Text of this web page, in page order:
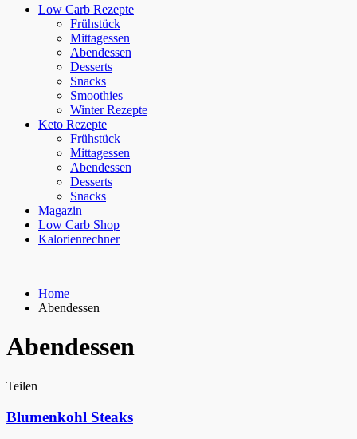
Low Carb Rezepte
Frühstück
Mittagessen
Abendessen
Desserts
Snacks
Smoothies
Winter Rezepte
Keto Rezepte
Frühstück
Mittagessen
Abendessen
Desserts
Snacks
Magazin
Low Carb Shop
Kalorienrechner
Home
Abendessen
Abendessen
Teilen
Blumenkohl Steaks